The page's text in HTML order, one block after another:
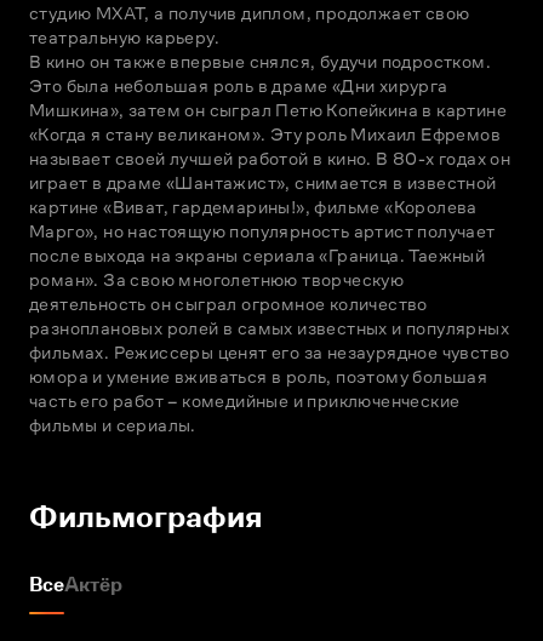
студию МХАТ, а получив диплом, продолжает свою
театральную карьеру.
В кино он также впервые снялся, будучи подростком.
Это была небольшая роль в драме «Дни хирурга
Мишкина», затем он сыграл Петю Копейкина в картине
«Когда я стану великаном». Эту роль Михаил Ефремов
называет своей лучшей работой в кино. В 80-х годах он
играет в драме «Шантажист», снимается в известной
картине «Виват, гардемарины!», фильме «Королева
Марго», но настоящую популярность артист получает
после выхода на экраны сериала «Граница. Таежный
роман». За свою многолетнюю творческую
деятельность он сыграл огромное количество
разноплановых ролей в самых известных и популярных
фильмах. Режиссеры ценят его за незаурядное чувство
юмора и умение вживаться в роль, поэтому большая
часть его работ – комедийные и приключенческие
фильмы и сериалы.
Фильмография
ВсеАктёр